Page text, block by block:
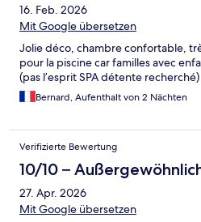
16. Feb. 2026
Mit Google übersetzen
Jolie déco, chambre confortable,
pour la piscine car familles avec
(pas l’esprit SPA détente recherché)
Bernard, Aufenthalt von 2 Nächten
Verifizierte Bewertung
10/10 –
27. Apr. 2026
Mit Google übersetzen